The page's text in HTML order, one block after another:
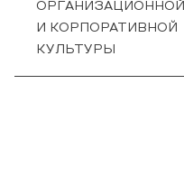
ОРГАНИЗАЦИОННОЙ
И КОРПОРАТИВНОЙ
КУЛЬТУРЫ